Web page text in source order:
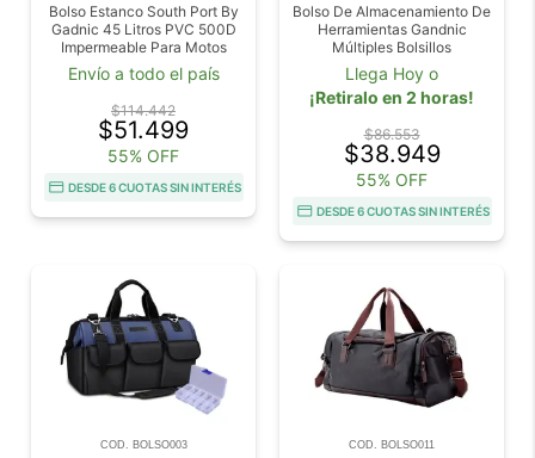
Bolso Estanco South Port By
Gadnic 45 Litros PVC 500D
Impermeable Para Motos
Envío a todo el país
$114.442
$51.499
55% OFF
DESDE 6 CUOTAS SIN INTERÉS
Bolso De Almacenamiento De
Herramientas Gandnic
Múltiples Bolsillos
Llega Hoy o
¡Retiralo en 2 horas!
$86.553
$38.949
55% OFF
DESDE 6 CUOTAS SIN INTERÉS
COD. BOLSO003 COD. BOLSO011